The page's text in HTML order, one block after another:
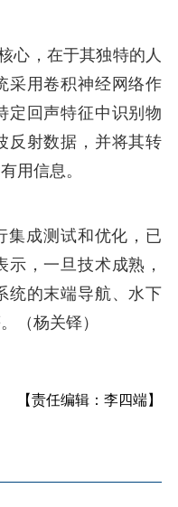
心，在于其独特的人
采用卷积神经网络作
定回声特征中识别物
反射数据，并将其转
用信息。
集成测试和优化，已
，一旦技术成熟，
统的末端导航、水下
（杨关铎）
【责任编辑：李四端】